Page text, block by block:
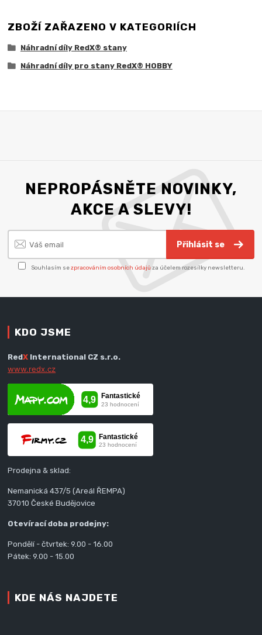
ZBOŽÍ ZAŘAZENO V KATEGORIÍCH
Náhradní díly RedX® stany
Náhradní díly pro stany RedX® HOBBY
NEPROPÁSNĚTE NOVINKY,
AKCE A SLEVY!
Přihlásit se
Souhlasím sezpracováním osobních údajů za účelem rozesílky newsletteru.
KDO JSME
RedX International CZ s.r.o.
www.redx.cz
Prodejna & sklad:
Nemanická 437/5 (Areál ŘEMPA)
37010 České Budějovice
Otevírací doba prodejny:
Pondělí - čtvrtek: 9.00 - 16.00
Pátek: 9.00 - 15.00
KDE NÁS NAJDETE